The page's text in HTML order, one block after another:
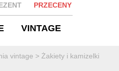
PRZECENY
VINTAGE
vintage > Żakiety i kamizelki